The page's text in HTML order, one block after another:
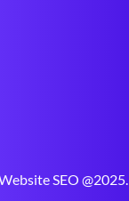
SEO @2025.